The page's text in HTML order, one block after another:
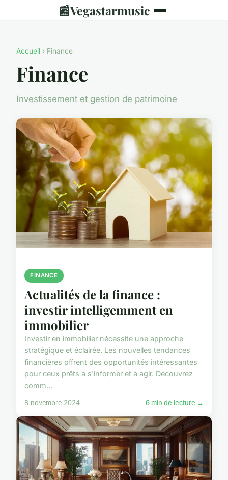
📰Vegastarmusic
Accueil › Finance
Finance
Investissement et gestion de patrimoine
FINANCE
Actualités de la finance :
investir intelligemment en
immobilier
Investir en immobilier nécessite une approche
stratégique et éclairée. Les nouvelles tendances
financières offrent des opportunités intéressantes
pour ceux prêts à s'informer et à agir. Découvrez
comm...
8 novembre 2024 6 min de lecture →